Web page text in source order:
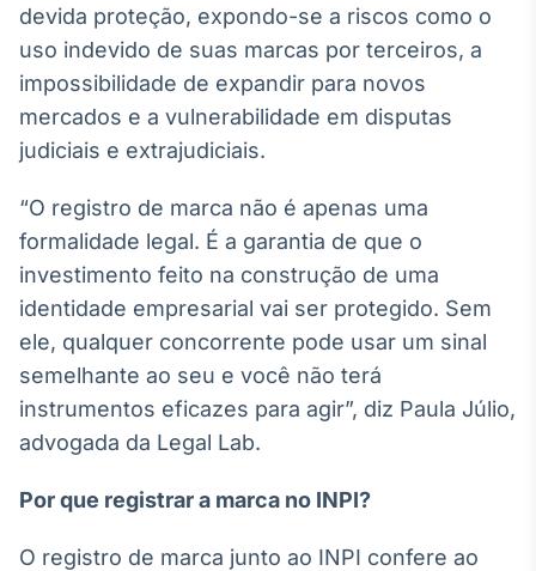
Broadcast
Componentes
para conteúdos e
funcionalidades
Wallboard
Conteúdos e
dados para
displays e telas
Broadcast
Curadoria
Soluções de
Tecnologia
Broadcast
devida proteção, expondo-se a riscos como o
uso indevido de suas marcas por terceiros, a
impossibilidade de expandir para novos
mercados e a vulnerabilidade em disputas
judiciais e extrajudiciais.
“O registro de marca não é apenas uma
formalidade legal. É a garantia de que o
investimento feito na construção de uma
identidade empresarial vai ser protegido. Sem
ele, qualquer concorrente pode usar um sinal
semelhante ao seu e você não terá
instrumentos eficazes para agir”, diz Paula Júlio,
advogada da Legal Lab.
Por que registrar a marca no INPI?
O registro de marca junto ao INPI confere ao